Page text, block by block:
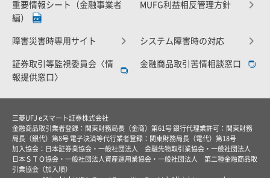
重要情報シート（金融事業者
編）
MUFG利益相反管理方針
障害災害時専用サイト システム障害時の対応
証券取引等監視委員会〈情
報提供窓口〉
金融商品取引苦情相談窓口
三菱UFJ eスマート証券株式会社
金融商品取引業者登録：関東財務局長（金商）第61号 銀行代理業許可：関東財務
局長（銀代）第8号 電子決済等代行業者登録：関東財務局長（電代）第18号
加入協会：日本証券業協会・一般社団法人 金融先物取引業協会・一般社団法人
日本ＳＴＯ協会・一般社団法人資産運用業協会・一般社団法人 第二種金融商品取
引業協会（加入順）